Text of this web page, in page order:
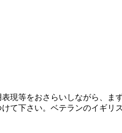
等をおさらいしながら、ま
て下さい。ベテランのイギ